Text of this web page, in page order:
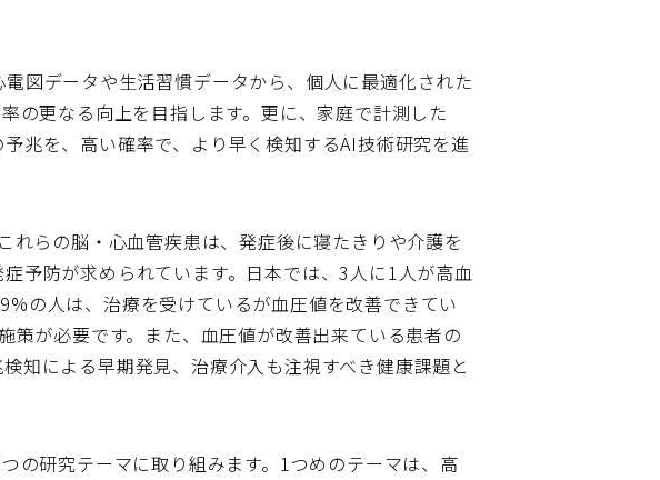
図データや生活習慣データから、個人に最適化された
の更なる向上を目指します。更に、家庭で計測した
兆を、高い確率で、より早く検知するAI技術研究を進
れらの脳・心血管疾患は、発症後に寝たきりや介護を
予防が求められています。日本では、3人に1人が高血
の人は、治療を受けているが血圧値を改善できてい
が必要です。また、血圧値が改善出来ている患者の
知による早期発見、治療介入も注視すべき健康課題と
の研究テーマに取り組みます。1つめのテーマは、高